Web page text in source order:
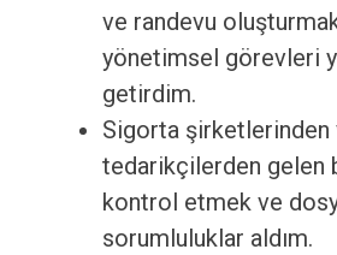
ve randevu
yönetimsel görevleri
getirdim.
Sigorta şirketlerinden
tedarikçilerden gelen
kontrol etmek ve
sorumluluklar aldım.